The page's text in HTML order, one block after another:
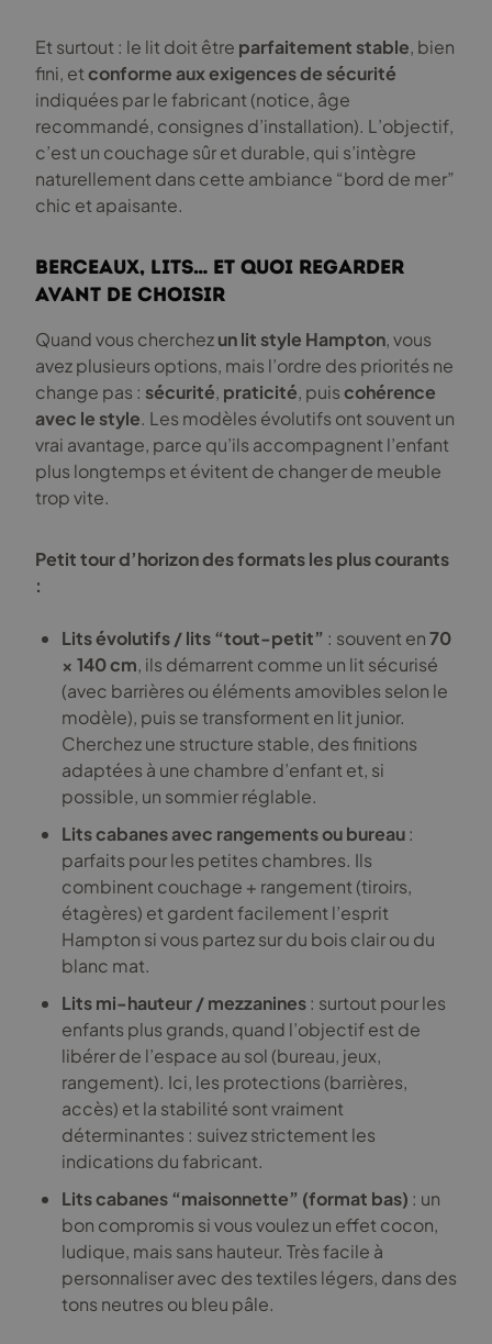
Et surtout : le lit doit être parfaitement stable, bien
fini, etconforme aux exigences de sécurité
indiquées par le fabricant (notice, âge
recommandé, consignes d’installation). L’objectif,
c’est un couchage sûr et durable, qui s’intègre
naturellement dans cette ambiance “bord de mer”
chic et apaisante.
Berceaux, lits… et quoi regarder
avant de choisir
Quand vous cherchezun lit style Hampton, vous
avez plusieurs options, mais l’ordre des priorités ne
change pas : sécurité, praticité, puiscohérence
avec le style. Les modèles évolutifs ont souvent un
vrai avantage, parce qu’ils accompagnent l’enfant
plus longtemps et évitent de changer de meuble
trop vite.
Petit tour d’horizon des formats les plus courants
:
Lits évolutifs / lits “tout-petit” : souvent en70
× 140 cm, ils démarrent comme un lit sécurisé
(avec barrières ou éléments amovibles selon le
modèle), puis se transforment en lit junior.
Cherchez une structure stable, des finitions
adaptées à une chambre d’enfant et, si
possible, un sommier réglable.
Lits cabanes avec rangements ou bureau:
parfaits pour les petites chambres. Ils
combinent couchage + rangement (tiroirs,
étagères) et gardent facilement l’esprit
Hampton si vous partez sur du bois clair ou du
blanc mat.
Lits mi-hauteur / mezzanines: surtout pour les
enfants plus grands, quand l’objectif est de
libérer de l’espace au sol (bureau, jeux,
rangement). Ici, les protections (barrières,
accès) et la stabilité sont vraiment
déterminantes : suivez strictement les
indications du fabricant.
Lits cabanes “maisonnette” (format bas) : un
bon compromis si vous voulez un effet cocon,
ludique, mais sans hauteur. Très facile à
personnaliser avec des textiles légers, dans des
tons neutres ou bleu pâle.